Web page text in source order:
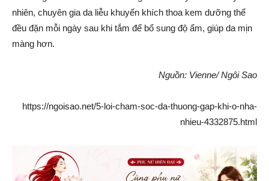
nhiên, chuyên gia da liễu khuyến khích thoa kem dưỡng thể
đều đặn mỗi ngày sau khi tắm để bổ sung độ ẩm, giúp da mịn
màng hơn.
Nguồn: Vienne/ Ngôi Sao
https://ngoisao.net/5-loi-cham-soc-da-thuong-gap-khi-o-nha-
nhieu-4332875.html